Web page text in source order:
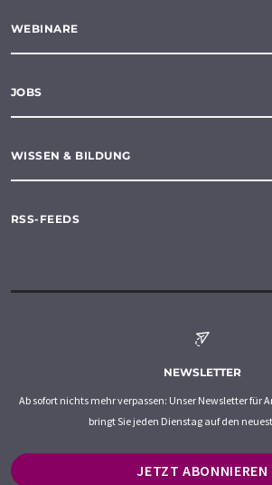
WEBINARE
JOBS
WISSEN & BILDUNG
RSS-FEEDS
NEWSLETTER
Ab sofort nichts mehr verpassen: Unser Newsletter für
bringt Sie jeden Dienstag auf den
JETZT ABONNIEREN